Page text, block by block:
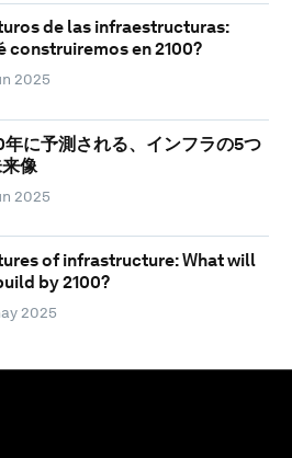
de las infraestructuras:
construiremos en 2100?
2025
年に予測される、インフラの5つ
像
2025
of infrastructure: What will
by 2100?
2025